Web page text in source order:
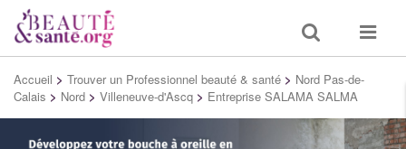
Toggle
search
Toggle
Accueil > Trouver un Professionnel beauté & santé > Nord Pas-de-
Calais > Nord > Villeneuve-d'Ascq > Entreprise SALAMA SALMA